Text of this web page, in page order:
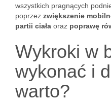
wszystkich pragnących
poprzez zwiększenie
partii ciała oraz poprawę
Wykroki w
wykonać i
warto?